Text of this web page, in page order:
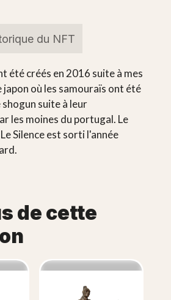
du NFT
été créés en 2016 suite à mes
japon où les samouraïs ont été
suite à leur
les moines du portugal. Le
Silence est sorti l'année
de cette